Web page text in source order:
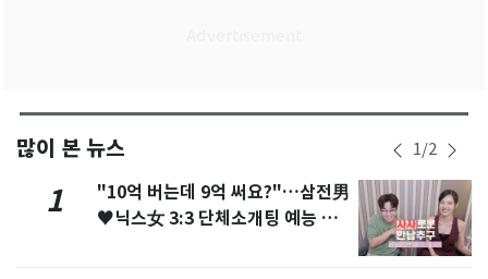
많이 본 뉴스 1/2
1
"10억 버는데 9억 써요?"…삼전男
♥닉스女 3:3 단체소개팅 예능 화